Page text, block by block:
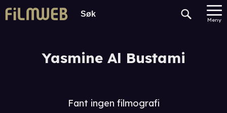
Meny
Yasmine Al Bustami
Fant ingen filmografi